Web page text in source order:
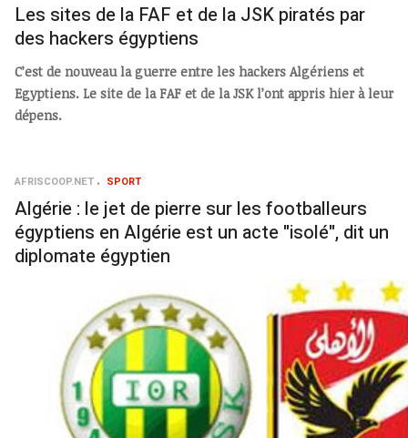
Les sites de la FAF et de la JSK piratés par
des hackers égyptiens
C’est de nouveau la guerre entre les hackers Algériens et
Egyptiens. Le site de la FAF et de la JSK l’ont appris hier à leur
dépens.
AFRISCOOP.NET SPORT
Algérie : le jet de pierre sur les footballeurs
égyptiens en Algérie est un acte "isolé", dit un
diplomate égyptien